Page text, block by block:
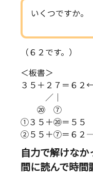
いくつですか。
（６２です。）
＜板書＞
３５＋２７＝６
／｜
⑳ ⑦
①３５＋⑳＝５５
②５５＋⑦＝６２―
自力で解けなか
間に読んで時間